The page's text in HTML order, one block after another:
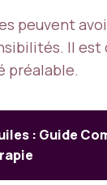
peuvent
Il est
préalable.
: Guide